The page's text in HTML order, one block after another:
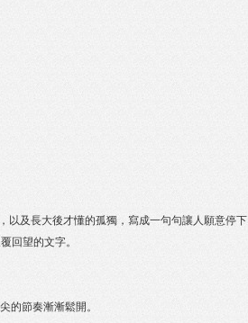
以及長大後才懂的孤獨，寫成一句句讓人願意停下
回望的文字。
的節奏漸漸鬆開。